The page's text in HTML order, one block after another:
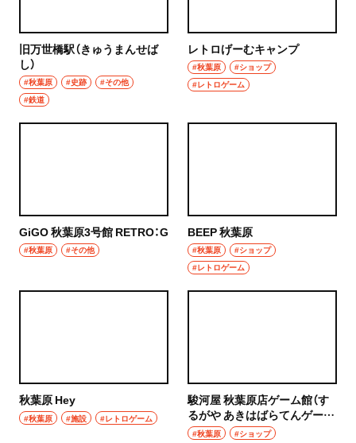
旧万世橋駅（きゅうまんせば
し）
#秋葉原 #史跡
#その他
#鉄道
レトロげーむキャンプ
#秋葉原
#ショップ
#レトロゲーム
GiGO 秋葉原3号館 RETRO：G
#秋葉原 #その他
BEEP 秋葉原
#秋葉原
#ショップ
#レトロゲーム
秋葉原 Hey
#秋葉原 #施設 #レトロゲーム
駿河屋 秋葉原店ゲーム館（す
るがや あきはばらてんゲーム
かん）
#秋葉原
#ショップ